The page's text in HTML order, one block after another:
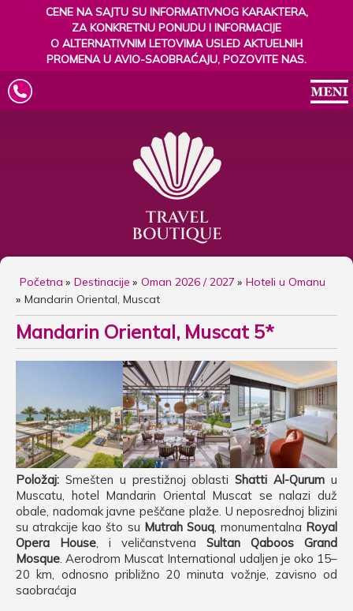
CENE NA SAJTU SU INFORMATIVNOG KARAKTERA,
ZA KONKRETNU PONUDU I INFORMACIJE
O ALTERNATIVNIM LETOVIMA USLED AKTUELNIH
PROMENA U AVIO-SAOBRAĆAJU, POZOVITE NAS.
Početna Destinacije Oman 2026 / 2027
Hoteli u Omanu
Mandarin Oriental, Muscat
Mandarin Oriental, Muscat 5*
Položaj: Smešten u prestižnoj oblastiShatti Al-Qurum u
Muscatu, hotel Mandarin Oriental Muscat se nalazi duž
obale, nadomak javne peščane plaže. U neposrednoj blizini
su atrakcije kao što su Mutrah Souq, monumentalna Royal
Opera House, i veličanstvena Sultan Qaboos Grand
Mosque. Aerodrom Muscat International udaljen je oko 15–
20 km, odnosno približno 20 minuta vožnje, zavisno od
saobraćaja